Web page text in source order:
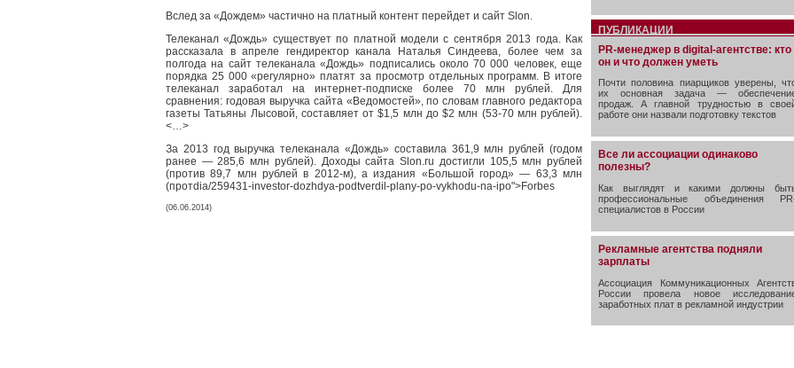
Вслед за «Дождем» частично на платный контент перейдет и сайт Slon.
Телеканал «Дождь» существует по платной модели с сентября 2013 года. Как
рассказала в апреле гендиректор канала Наталья Синдеева, более чем за
полгода на сайт телеканала «Дождь» подписались около 70 000 человек, еще
порядка 25 000 «регулярно» платят за просмотр отдельных программ. В итоге
телеканал заработал на интернет-подписке более 70 млн рублей. Для
сравнения: годовая выручка сайта «Ведомостей», по словам главного редактора
газеты Татьяны Лысовой, составляет от $1,5 млн до $2 млн (53-70 млн рублей).
<…>
За 2013 год выручка телеканала «Дождь» составила 361,9 млн рублей (годом
ранее — 285,6 млн рублей). Доходы сайта Slon.ru достигли 105,5 млн рублей
(против 89,7 млн рублей в 2012-м), а издания «Большой город» — 63,3 млн
(протdia/259431-investor-dozhdya-podtverdil-plany-po-vykhodu-na-ipo">Forbes
(06.06.2014)
ПУБЛИКАЦИИ
PR-менеджер в digital-агентстве: кто
он и что должен уметь
Почти половина пиарщиков уверены,
их основная задача —
продаж. А главной трудностью в
работе они назвали подготовку текстов
Все ли ассоциации одинаково
полезны?
Как выглядят и какими должны
профессиональные объединения
специалистов в России
Рекламные агентства подняли
зарплаты
Ассоциация Коммуникационных
России провела новое
заработных плат в рекламной индустрии